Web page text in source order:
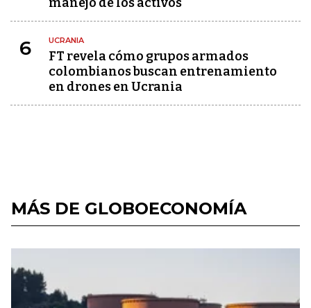
6 UCRANIA
FT revela cómo grupos armados
colombianos buscan entrenamiento
en drones en Ucrania
MÁS DE GLOBOECONOMÍA